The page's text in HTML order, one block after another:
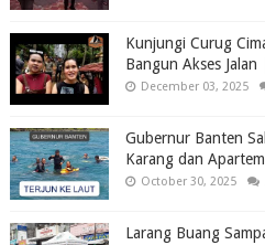
Kunjungi Curug
Bangun Akses
December 03, 2025
Gubernur Banten
Karang dan
October 30, 2025
Larang Buang